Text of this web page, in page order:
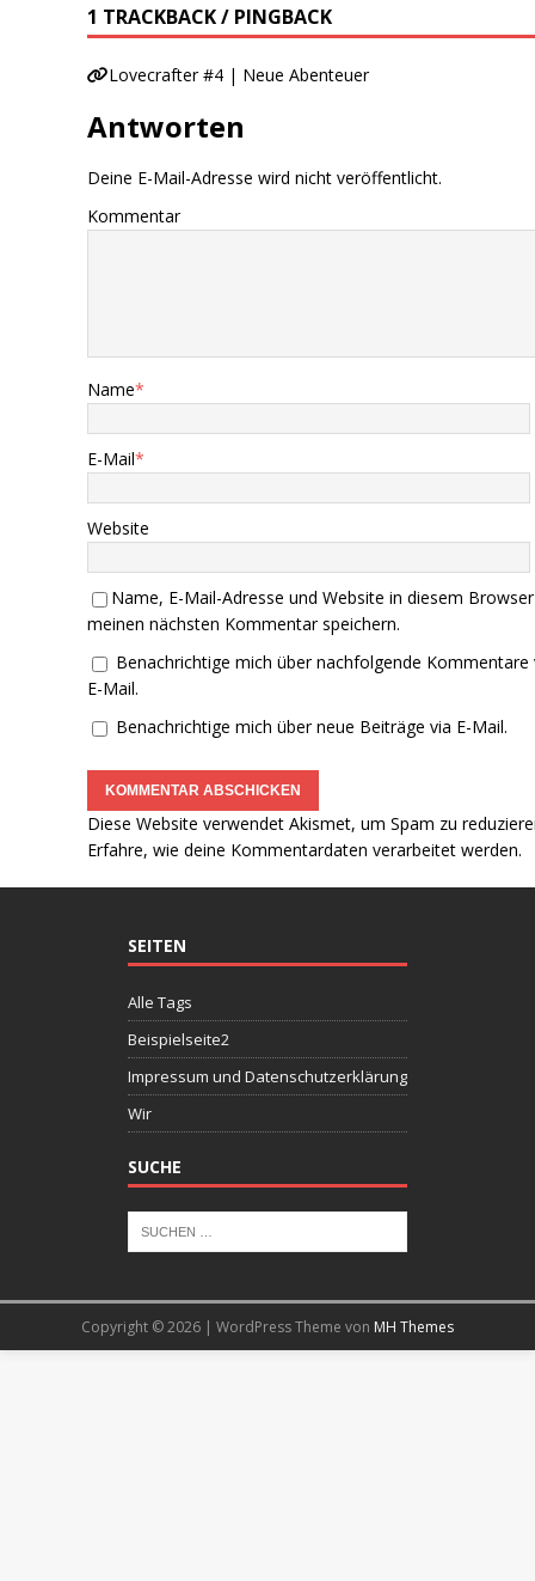
1 TRACKBACK / PINGBACK
Lovecrafter #4 | Neue Abenteuer
Antworten
Deine E-Mail-Adresse wird nicht veröffentlicht.
Kommentar
Name*
E-Mail*
Website
Name, E-Mail-Adresse und Website in diesem
meinen nächsten Kommentar speichern.
Benachrichtige mich über nachfolgende Kommentare
E-Mail.
Benachrichtige mich über neue Beiträge via E-Mail.
Diese Website verwendet Akismet, um Spam zu
Erfahre, wie deine Kommentardaten verarbeitet werden.
SEITEN
Alle Tags
Beispielseite2
Impressum und Datenschutzerklärung
Wir
SUCHE
Copyright © 2026 | WordPress Theme von MH Themes